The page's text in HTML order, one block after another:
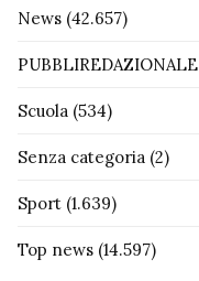
News (42.657)
PUBBLIREDAZIONALE
Scuola (534)
Senza categoria (2)
Sport (1.639)
Top news (14.597)